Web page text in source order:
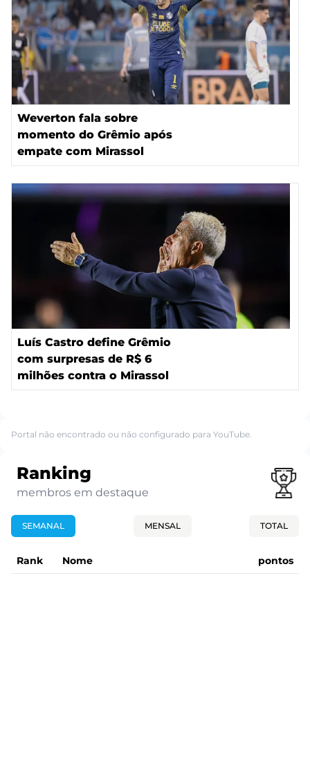
Weverton fala sobre
momento do Grêmio após
empate com Mirassol
Luís Castro define Grêmio
com surpresas de R$ 6
milhões contra o Mirassol
Portal não encontrado ou não configurado para YouTube.
Ranking
membros em destaque
SEMANAL MENSAL TOTAL
Rank Nome pontos